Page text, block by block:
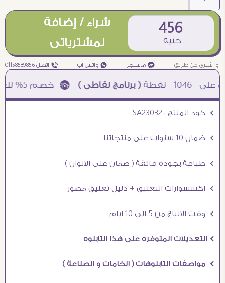
456
جنيه
شراء / إضافة
لمشترياتى
او اشترى عن طريق ¥ ماسنجر ₧ واتس اب ƒ اتصل 01158589856
1046 نقطة( برنامج نقاطى )à خصم 5% للعملاء الجدد à شحن مجانى عند الشراء ب 4000 جنيه à
Ö كود المنتج : SA23032
Ö ضمان 10 سنوات على منتجاتنا
Ö طباعة بجودة فائقة ( ضمان على الالوان )
Ö اكسسوارات التعليق + دليل تعليق مصور
Ö وقت الانتاج من 5 الى 10 ايام
Ö التعديلات المتوفره على هذا التابلوه
Ö مواصفات التابلوهات ( الخامات و الصناعة )